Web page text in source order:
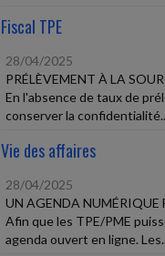
Fiscal TPE
28/04/2025
PRÉLÈVEMENT À LA
En l'absence de taux de
conserver la
Vie des affaires
28/04/2025
UN AGENDA NUMÉRIQUE
Afin que les TPE/PME
agenda ouvert en ligne.